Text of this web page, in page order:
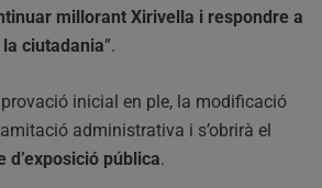
millorant Xirivella i respondre a
ciutadania”.
inicial en ple, la modificació
administrativa i s’obrirà el
d’exposició pública.